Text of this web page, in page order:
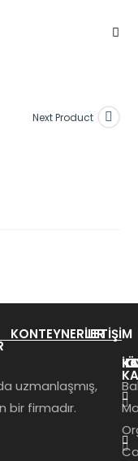
Next Product
KONTEYNERLERİLETIŞIM
uzmanlaşmış,
bir firmadır.